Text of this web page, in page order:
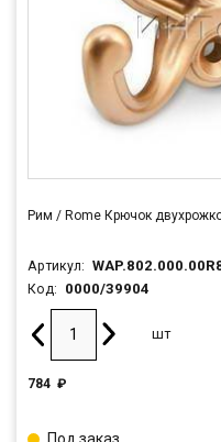
Рим / Rome Крючок
Артикул:
Код: 0000/39904
шт
784 ₽